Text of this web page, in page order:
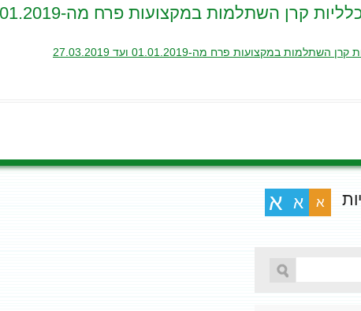
קרן השתלמות במקצועות פרח מה-01.01.2019 ועד 27.03.2019
במקצועות פרח מה-01.01.2019 ועד 27.03.2019
א א א